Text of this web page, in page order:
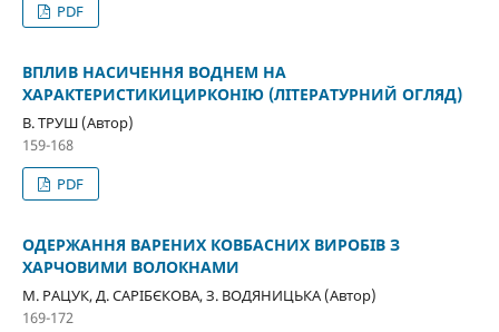
PDF
ВПЛИВ НАСИЧЕННЯ ВОДНЕМ НА
ХАРАКТЕРИСТИКИЦИРКОНІЮ (ЛІТЕРАТУРНИЙ ОГЛЯД)
В. ТРУШ (Автор)
159-168
PDF
ОДЕРЖАННЯ ВАРЕНИХ КОВБАСНИХ ВИРОБІВ З
ХАРЧОВИМИ ВОЛОКНАМИ
М. РАЦУК, Д. САРІБЄКОВА, З. ВОДЯНИЦЬКА (Автор)
169-172